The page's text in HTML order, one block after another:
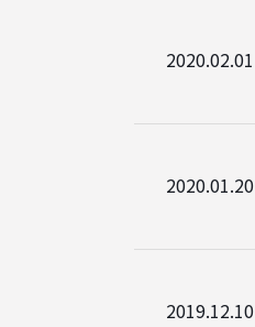
2020.02.01
2020.01.20
2019.12.10